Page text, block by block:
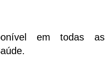
em todas as